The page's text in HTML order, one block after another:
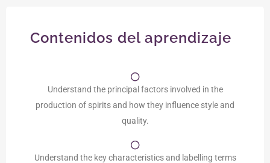
Contenidos del aprendizaje
Understand the principal factors involved in the
production of spirits and how they influence style and
quality.
Understand the key characteristics and labelling terms